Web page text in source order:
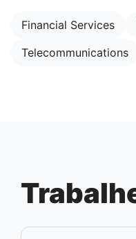
Financial Services
Telecommunications